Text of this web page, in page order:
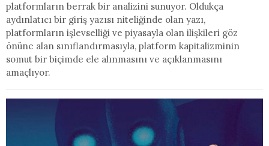
platformların berrak bir analizini sunuyor. Oldukça
aydınlatıcı bir giriş yazısı niteliğinde olan yazı,
platformların işlevselliği ve piyasayla olan ilişkileri göz
önüne alan sınıflandırmasıyla, platform kapitalizminin
somut bir biçimde ele alınmasını ve açıklanmasını
amaçlıyor.